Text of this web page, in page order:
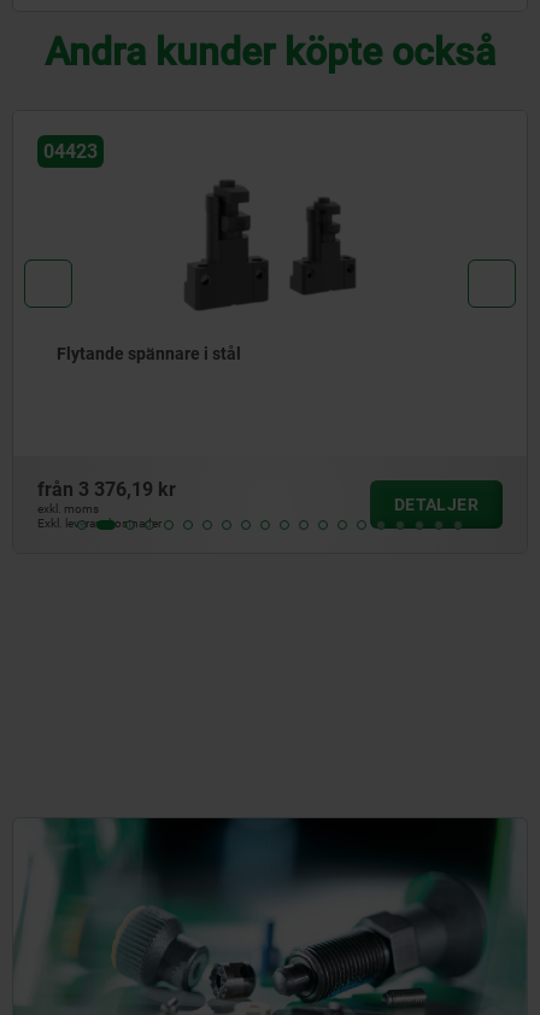
Andra kunder köpte också
04420
Flytande spännare
från 9 053,83 kr
exkl. moms
Exkl. leveranskostnader
DETALJER